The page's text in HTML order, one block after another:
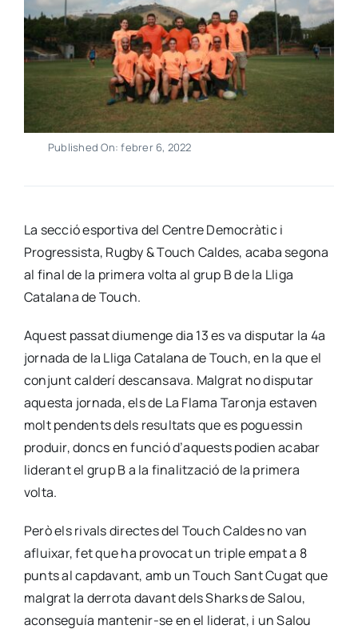
Col·labora
Contacte
Published On: febrer 6, 2022
La secció esportiva del Centre Democràtic i
Progressista, Rugby & Touch Caldes, acaba segona
al final de la primera volta al grup B de la Lliga
Catalana de Touch.
Aquest passat diumenge dia 13 es va disputar la 4a
jornada de la Lliga Catalana de Touch, en la que el
conjunt calderí descansava. Malgrat no disputar
aquesta jornada, els de La Flama Taronja estaven
molt pendents dels resultats que es poguessin
produir, doncs en funció d’aquests podien acabar
liderant el grup B a la finalització de la primera
volta.
Però els rivals directes del Touch Caldes no van
afluixar, fet que ha provocat un triple empat a 8
punts al capdavant, amb un Touch Sant Cugat que
malgrat la derrota davant dels Sharks de Salou,
aconseguía mantenir-se en el liderat, i un Salou